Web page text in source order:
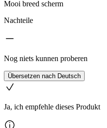
Mooi breed scherm
Nachteile
Nog niets kunnen proberen
Übersetzen nach Deutsch
Ja, ich empfehle dieses Produkt